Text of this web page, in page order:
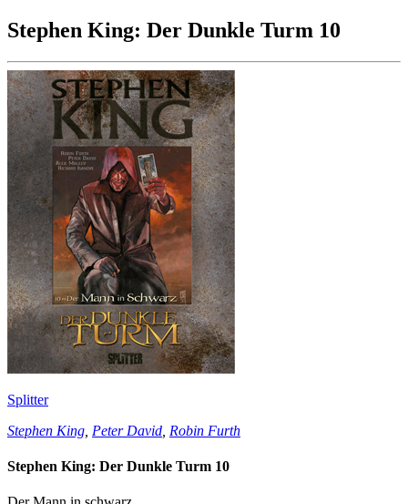
Stephen King: Der Dunkle Turm 10
Splitter
Stephen King Peter David Robin Furth
Stephen King: Der Dunkle Turm 10